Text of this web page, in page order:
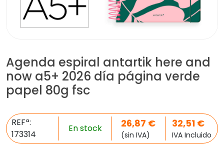
Agenda espiral antartik here and
now a5+ 2026 día página verde
papel 80g fsc
REFª:
173314
En stock 26,87 €
(sin IVA)
32,51 €
IVA Incluido